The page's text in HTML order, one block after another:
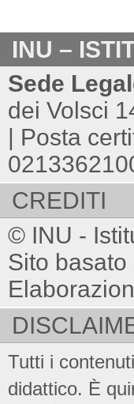
INU –
Sede
dei Volsci
| Posta
CREDITI
© INU -
Sito basato
Tutti i
didattico. È